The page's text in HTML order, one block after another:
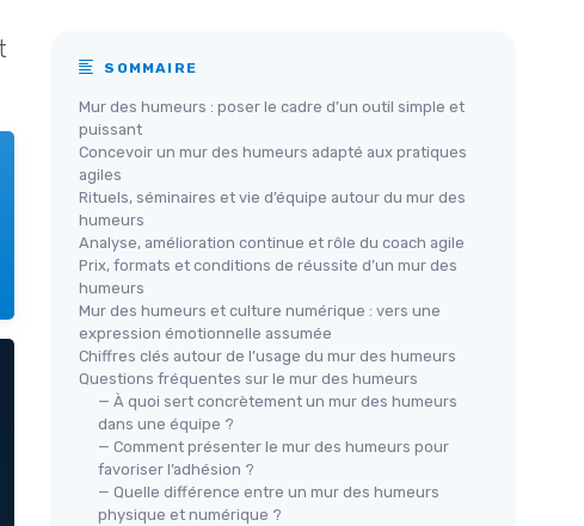
SOMMAIRE
Mur des humeurs : poser le cadre d’un outil simple et
puissant
Concevoir un mur des humeurs adapté aux pratiques
agiles
Rituels, séminaires et vie d’équipe autour du mur des
humeurs
Analyse, amélioration continue et rôle du coach agile
Prix, formats et conditions de réussite d’un mur des
humeurs
Mur des humeurs et culture numérique : vers une
expression émotionnelle assumée
Chiffres clés autour de l’usage du mur des humeurs
Questions fréquentes sur le mur des humeurs
— À quoi sert concrètement un mur des humeurs
dans une équipe ?
— Comment présenter le mur des humeurs pour
favoriser l’adhésion ?
— Quelle différence entre un mur des humeurs
physique et numérique ?